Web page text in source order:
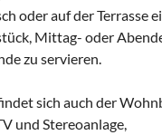
oder auf der Terrasse
Mittag- oder
zu servieren.
sich auch der
und Stereoanlage,